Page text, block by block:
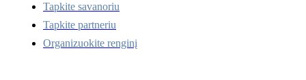
Tapkite savanoriu
Tapkite partneriu
Organizuokite renginį